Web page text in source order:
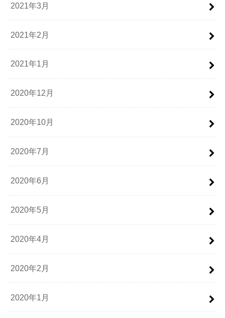
2021年3月
2021年2月
2021年1月
2020年12月
2020年10月
2020年7月
2020年6月
2020年5月
2020年4月
2020年2月
2020年1月